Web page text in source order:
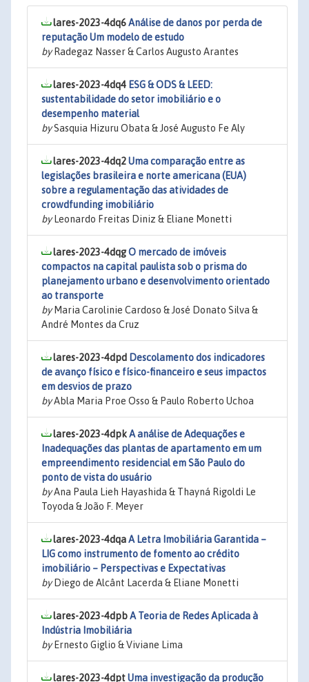
lares-2023-4dq6Análise de danos por perda de
reputação Um modelo de estudo
byRadegaz Nasser & Carlos Augusto Arantes
lares-2023-4dq4 ESG & ODS & LEED:
sustentabilidade do setor imobiliário e o
desempenho material
bySasquia Hizuru Obata & José Augusto Fe Aly
lares-2023-4dq2Uma comparação entre as
legislações brasileira e norte americana (EUA)
sobre a regulamentação das atividades de
crowdfunding imobiliário
byLeonardo Freitas Diniz & Eliane Monetti
lares-2023-4dqgO mercado de imóveis
compactos na capital paulista sob o prisma do
planejamento urbano e desenvolvimento orientado
ao transporte
byMaria Carolinie Cardoso & José Donato Silva &
André Montes da Cruz
lares-2023-4dpd Descolamento dos indicadores
de avanço físico e físico-financeiro e seus impactos
em desvios de prazo
byAbla Maria Proe Osso & Paulo Roberto Uchoa
lares-2023-4dpkA análise de Adequações e
Inadequações das plantas de apartamento em um
empreendimento residencial em São Paulo do
ponto de vista do usuário
byAna Paula Lieh Hayashida & Thayná Rigoldi Le
Toyoda & João F. Meyer
lares-2023-4dqaA Letra Imobiliária Garantida –
LIG como instrumento de fomento ao crédito
imobiliário – Perspectivas e Expectativas
byDiego de Alcânt Lacerda & Eliane Monetti
lares-2023-4dpbA Teoria de Redes Aplicada à
Indústria Imobiliária
byErnesto Giglio & Viviane Lima
lares-2023-4dptUma investigação da produção